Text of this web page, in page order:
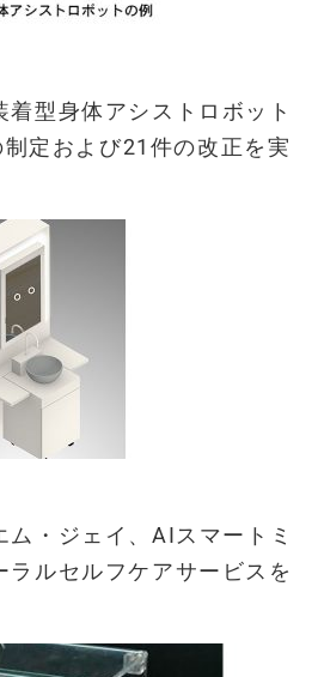
型身体アシストロボット
定および21件の改正を実
ム・ジェイ、AIスマートミ
ラルセルフケアサービスを